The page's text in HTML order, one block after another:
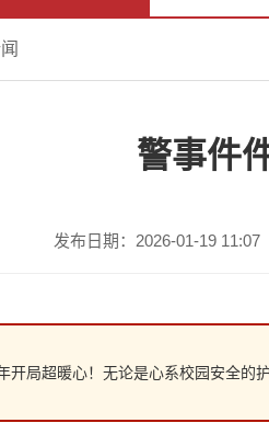
警事件
发布日期：2026-01-19 11:07
局超暖心！无论是心系校园安全的